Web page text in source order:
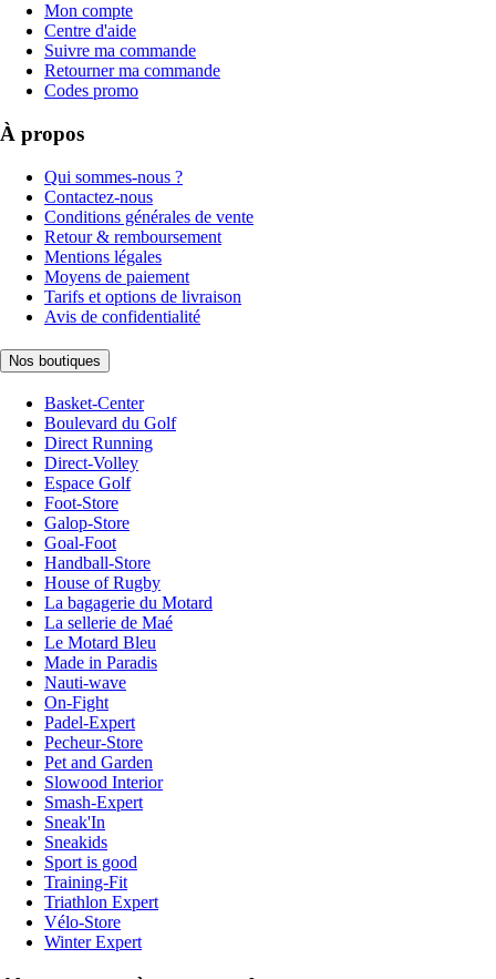
Mon compte
Centre d'aide
Suivre ma commande
Retourner ma commande
Codes promo
À propos
Qui sommes-nous ?
Contactez-nous
Conditions générales de vente
Retour & remboursement
Mentions légales
Moyens de paiement
Tarifs et options de livraison
Avis de confidentialité
Nos boutiques
Basket-Center
Boulevard du Golf
Direct Running
Direct-Volley
Espace Golf
Foot-Store
Galop-Store
Goal-Foot
Handball-Store
House of Rugby
La bagagerie du Motard
La sellerie de Maé
Le Motard Bleu
Made in Paradis
Nauti-wave
On-Fight
Padel-Expert
Pecheur-Store
Pet and Garden
Slowood Interior
Smash-Expert
Sneak'In
Sneakids
Sport is good
Training-Fit
Triathlon Expert
Vélo-Store
Winter Expert